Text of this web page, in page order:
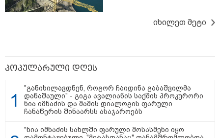
იხილეთ მეტი
პოპულარული დღეს
"განიხილავდნენ, როგორ ჩაიდინა გაბაშვილმა
დანაშაული" - გიგა ავალიანის საქმის პროკურორი
ნია იმნაძის და მამის დიალოგის ფარული
ჩანაწერის შინაარსს ასაჯაროებს
"ნია იმნაძის სახლში ფარული მოსასმენი იყო